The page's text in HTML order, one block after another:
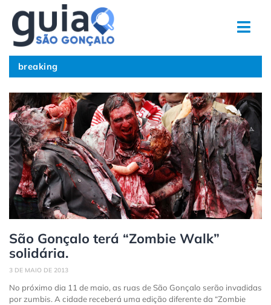
para
conteúdo
breaking
São Gonçalo terá “Zombie Walk”
solidária.
3 DE MAIO DE 2013
No próximo dia 11 de maio, as ruas de São Gonçalo serão invadidas
por zumbis. A cidade receberá uma edição diferente da “Zombie